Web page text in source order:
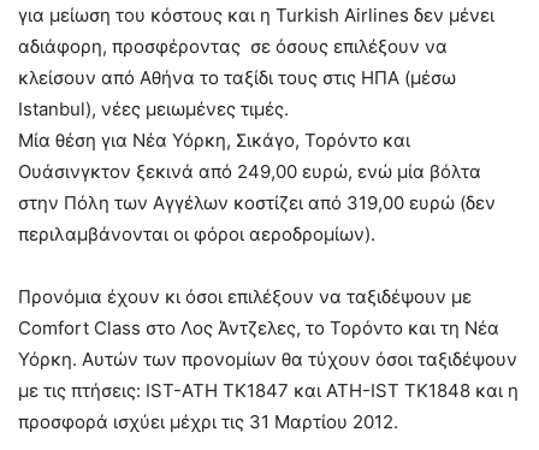
για μείωση του κόστους και η Turkish Airlines δεν μένει
αδιάφορη, προσφέροντας σε όσους επιλέξουν να
κλείσουν από Αθήνα το ταξίδι τους στις ΗΠΑ (μέσω
Istanbul), νέες μειωμένες τιμές.
Μία θέση για Νέα Υόρκη, Σικάγο, Τορόντο και
Ουάσινγκτον ξεκινά από 249,00 ευρώ, ενώ μία βόλτα
στην Πόλη των Αγγέλων κοστίζει από 319,00 ευρώ (δεν
περιλαμβάνονται οι φόροι αεροδρομίων).
Προνόμια έχουν κι όσοι επιλέξουν να ταξιδέψουν με
Comfort Class στο Λος Άντζελες, το Τορόντο και τη Νέα
Υόρκη. Αυτών των προνομίων θα τύχουν όσοι ταξιδέψουν
με τις πτήσεις: IST-ATH TK1847 και ATH-IST TK1848 και η
προσφορά ισχύει μέχρι τις 31 Μαρτίου 2012.